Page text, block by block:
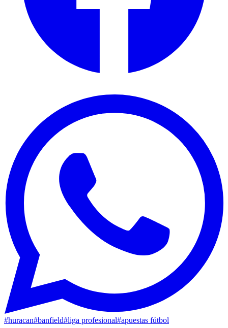
#huracan#banfield#liga profesional#apuestas fútbol